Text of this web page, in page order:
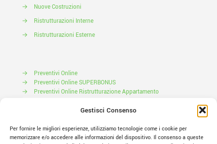
Gestisci Consenso
Per fornire le migliori esperienze, utilizziamo tecnologie come i cookie per
memorizzare e/o accedere alle informazioni del dispositivo. Il consenso a queste
→
Nuove Costruzioni
→
Ristrutturazioni Interne
→
Ristrutturazioni Esterne
→
Preventivi Online
→
Preventivi Online SUPERBONUS
→
Preventivi Online Ristrutturazione Appartamento
Prenota il tuo Sopralluogo